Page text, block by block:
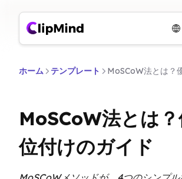
ホーム テンプレート
MoSCoW法とは
位付けのガイド